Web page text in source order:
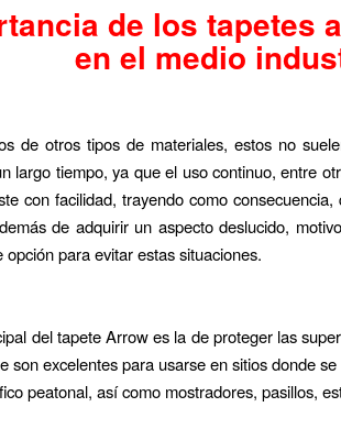
de los tapetes
en el medio
de otros tipos de materiales, estos no
largo tiempo, ya que el uso continuo, entre
con facilidad, trayendo como
de adquirir un aspecto deslucido,
opción para evitar estas situaciones.
del tapete Arrow es la de proteger las
son excelentes para usarse en sitios donde
peatonal, así como mostradores, pasillos,